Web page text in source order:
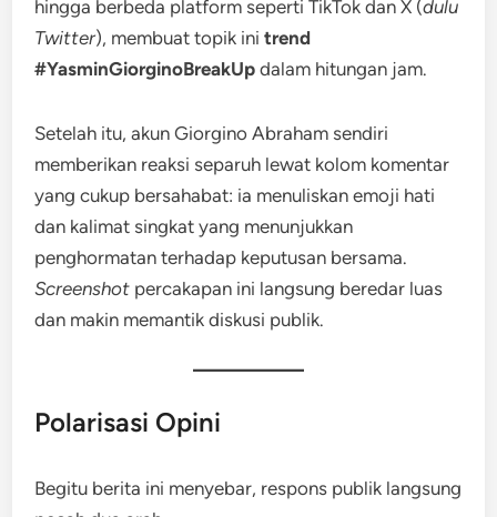
hingga berbeda platform seperti TikTok dan X (dulu
Twitter), membuat topik initrend
#YasminGiorginoBreakUp dalam hitungan jam.
Setelah itu, akun Giorgino Abraham sendiri
memberikan reaksi separuh lewat kolom komentar
yang cukup bersahabat: ia menuliskan emoji hati
dan kalimat singkat yang menunjukkan
penghormatan terhadap keputusan bersama.
Screenshot percakapan ini langsung beredar luas
dan makin memantik diskusi publik.
Polarisasi Opini
Begitu berita ini menyebar, respons publik langsung